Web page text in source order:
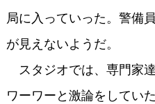
局に入っていった。警備
が見えないようだ。
スタジオでは、専門家
ワーワーと激論をしていた